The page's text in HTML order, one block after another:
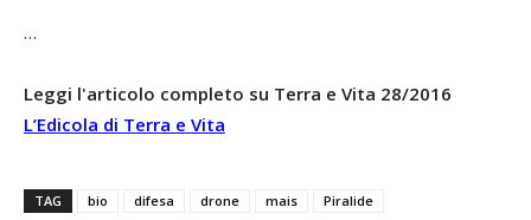
…
Leggi l'articolo completo su Terra e Vita 28/2016
L’Edicola di Terra e Vita
TAG bio difesa drone mais Piralide